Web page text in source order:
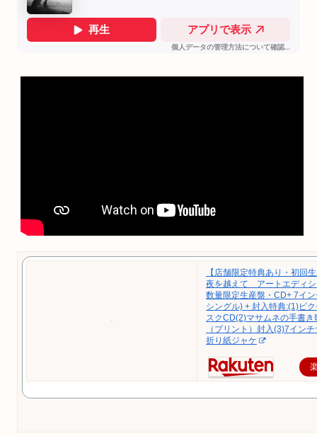
【店舗限定特典あり・初回
夜を越えて アートエディシ
数量限定生産盤・CD+ 7イ
シングル) + 封入特典:(1)ピ
スクCD(2)マサムネの手書き
（プリント）封入(3)7イン
折り紙ジャケ